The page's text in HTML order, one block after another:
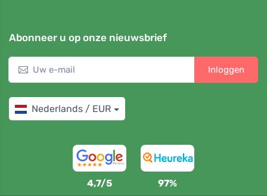
Abonneer u op onze nieuwsbrief
Inloggen
Nederlands / EUR
4,7/5 97%